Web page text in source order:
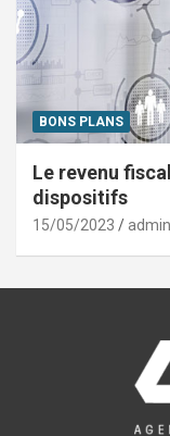
BONS PLANS
Le revenu
dispositifs
15/05/2023 admin